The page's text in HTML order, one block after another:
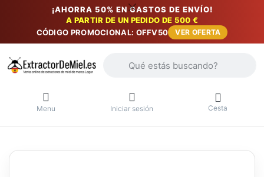
¡AHORRA 50% EN GASTOS DE ENVÍO!
A PARTIR DE UN PEDIDO DE 500 €
CÓDIGO PROMOCIONAL: OFFV50
VER OFERTA
Menu Iniciar sesión Cesta